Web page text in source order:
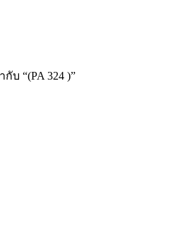
บ “(PA 324 )”